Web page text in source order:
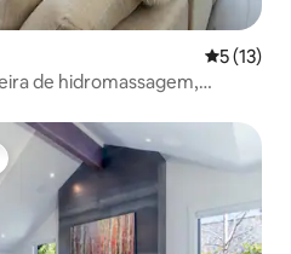
5 de uma
5 (13)
de hidromassagem,
dos hóspedes